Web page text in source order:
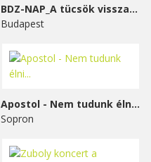
BDZ-NAP_A tücsök visszavág
Budapest
Apostol - Nem tudunk élni...
Sopron